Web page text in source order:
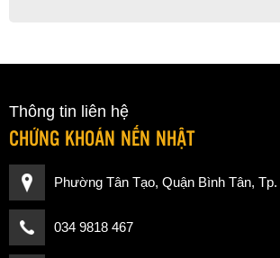
Thông tin liên hệ
CHỨNG KHOÁN NẾN NHẬT
Phường Tân Tạo, Quận Bình Tân,
034 9818 467